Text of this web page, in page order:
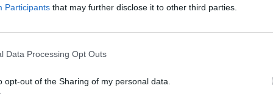
Participants that may further disclose it to other third parties.
Data Processing Opt Outs
opt-out of the Sharing of my personal data.
Lina Vella Bryant (@idesignnyc)